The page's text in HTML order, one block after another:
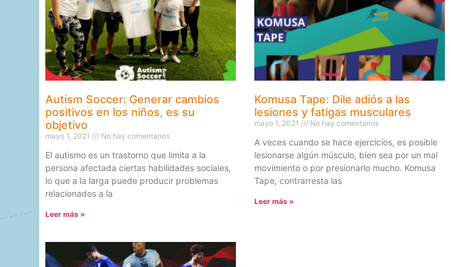
Autism Soccer: Generar cambios
positivos en los niños, es su
objetivo
mayo 1, 2021 No hay comentarios
El autismo es un trastorno que limita a la
persona afectada ciertas habilidades sociales,
lo que a la larga puede producir problemas
relacionados a la
Leer más »
Komusa Tape: Dile adiós a las
lesiones y fatigas musculares
mayo 1, 2021 No hay comentarios
A veces cuando se hace ejercicios, es posible
lesionarse algún músculo, bien sea por un mal
movimiento o por presionarlo mucho. Komusa
Tape, contrarresta las
Leer más »